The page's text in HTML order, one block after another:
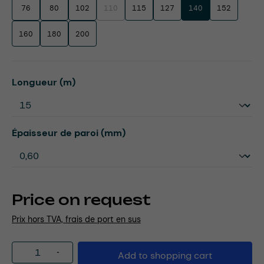
Price on request
Prix hors TVA, frais de port en sus
76 80 102 110(This option is currently unavailable.)
115 127 140 152
160 180 200
Select
Longueur (m)
Select
Épaisseur de paroi (mm)
Product Quantity: Enter the desired
Add to shopping cart